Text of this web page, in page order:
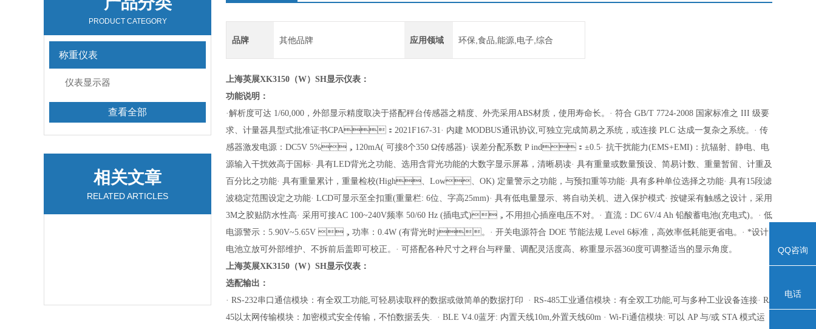
PRODUCT CATEGORY
称重仪表
仪表显示器
查看全部
相关文章
RELATED ARTICLES
品牌 其他品牌 应用领域 环保,食品,能源,电子,综合
上海英展XK3150 （W） SH显示仪表：
功能说明：
·解析度可达 1/60,000，外部显示精度取决于搭配秤台传感器之精度、外壳采用ABS材质，使用寿命长。 · 符合 GB/T 7724-2008 国家标准之 III 级要
求、计量器具型式批准证书CPA：2021F167-31· 内建 MODBUS通讯协议,可独立完成简易之系统，或连接 PLC 达成一复杂之系统。 · 传
感器激发电源：DC5V 5%，120mA( 可接8个350 Ω传感器)· 误差分配系数 P ind：±0.5· 抗干扰能力(EMS+EMI)：抗辐射、静电、电
源输入干扰效高于国标· 具有LED背光之功能、选用含背光功能的大数字显示屏幕，清晰易读· 具有重量或数量预设、简易计数、重量暂留、计重及
百分比之功能· 具有重量累计，重量检校(High、Low、OK) 定量警示之功能，与预扣重等功能· 具有多种单位选择之功能· 具有15段滤
波稳定范围设定之功能· LCD可显示至全扣重(重量栏: 6位、字高25mm)· 具有低电量显示、将自动关机、进入保护模式· 按键采有触感之设计，采用
3M之胶贴防水性高· 采用可接AC 100~240V频率 50/60 Hz (插电式)，不用担心插座电压不对。 · 直流：DC 6V/4 Ah 铅酸蓄电池(充电式)。 · 低
电源警示：5.90V~5.65V ，功率：0.4W (有背光时)。 · 开关电源符合 DOE 节能法规 Level 6标准，高效率低耗能更省电。 · *设计
电池立放可外部维护、不拆前后盖即可校正。 · 可搭配各种尺寸之秤台与秤量、调配灵活度高、称重显示器360度可调整适当的显示角度。
上海英展XK3150（W）SH显示仪表 ：
选配输出：
· RS-232串口通信模块：有全双工功能,可轻易读取秤的数据或做简单的数据打印 · RS-485工业通信模块：有全双工功能,可与多种工业设备连接· RJ
45以太网传输模块：加密模式安全传输，不怕数据丢失. · BLE V4.0蓝牙: 内置天线10m,外置天线60m · Wi-Fi通信模块: 可以 AP 与/或 STA 模式运
QQ咨询
电话